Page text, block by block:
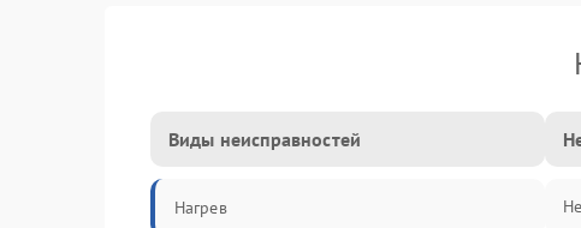
Виды неисправностей
Нагрев